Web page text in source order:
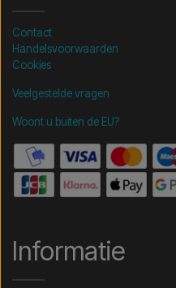
Contact
Handelsvoorwaarden
Cookies
Veelgestelde vragen
Woont u buiten de EU?
Informatie